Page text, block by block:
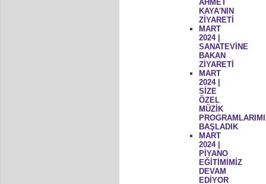
AHMET
KAYA'NIN
ZİYARETİ
MART
2024 |
SANATEVİNE
BAKAN
ZİYARETİ
MART
2024 |
SİZE
ÖZEL
MÜZİK
BAŞLADIK
MART
2024 |
PİYANO
EĞİTİMİMİZ
DEVAM
EDİYOR